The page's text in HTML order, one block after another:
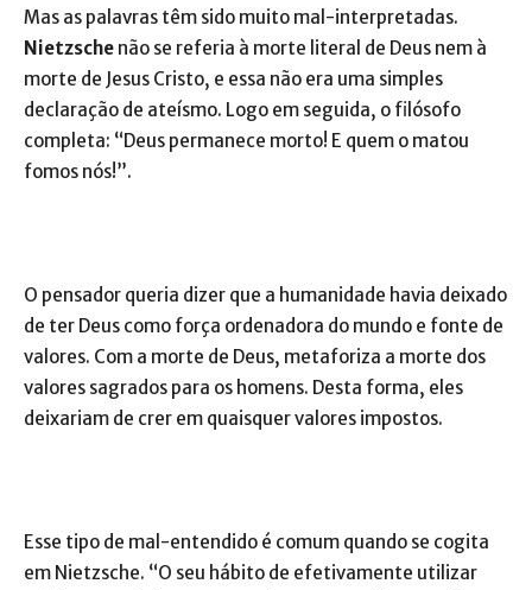
Mas as palavras têm sido muito mal-interpretadas.
Nietzsche não se referia à morte literal de Deus nem à
morte de Jesus Cristo, e essa não era uma simples
declaração de ateísmo. Logo em seguida, o filósofo
completa: “Deus permanece morto! E quem o matou
fomos nós!”.
O pensador queria dizer que a humanidade havia deixado
de ter Deus como força ordenadora do mundo e fonte de
valores. Com a morte de Deus, metaforiza a morte dos
valores sagrados para os homens. Desta forma, eles
deixariam de crer em quaisquer valores impostos.
Esse tipo de mal-entendido é comum quando se cogita
em Nietzsche. “O seu hábito de efetivamente utilizar